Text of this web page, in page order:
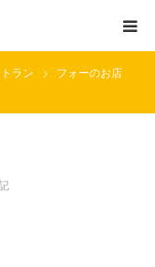
ラン
フォーのお店